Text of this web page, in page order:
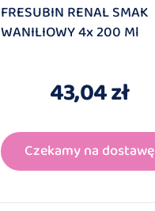
FRESUBIN RENAL SMAK
WANILIOWY 4x 200 Ml
43,04 zł
Czekamy na dostawę